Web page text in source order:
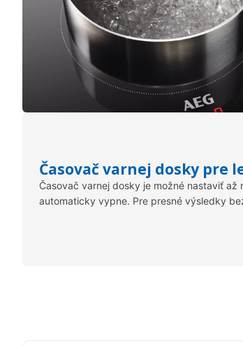
Časovač varnej dosky pre
Časovač varnej dosky je možné nastaviť
automaticky vypne. Pre presné výsledky